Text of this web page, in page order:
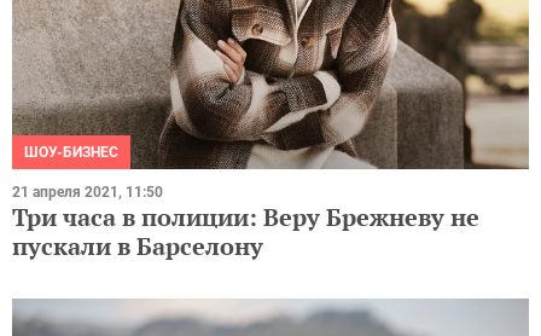
ШОУ-БИЗНЕС
21 апреля 2021, 11:50
Три часа в полиции: Веру Брежневу не
пускали в Барселону